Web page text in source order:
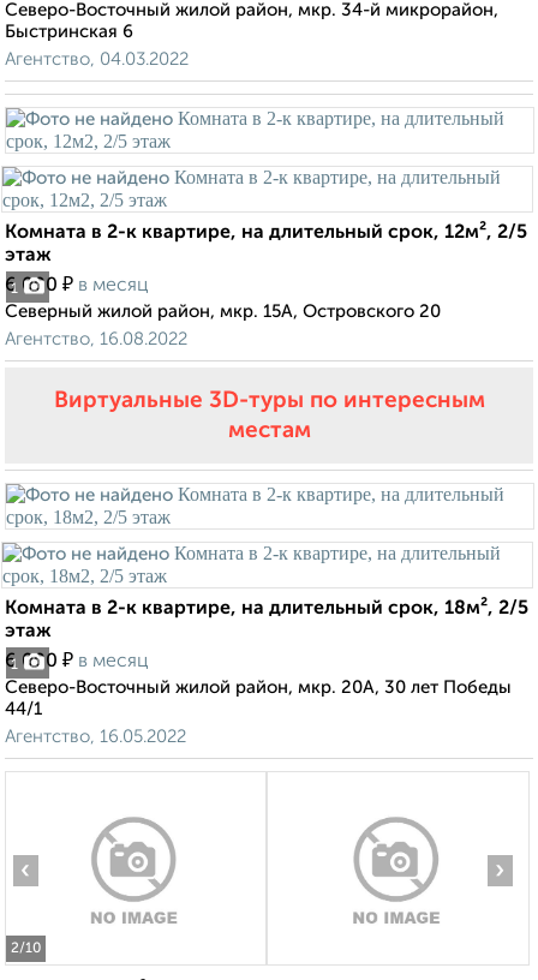
Северо-Восточный жилой район, мкр. 34-й микрорайон,
Быстринская 6
Агентство, 04.03.2022
1
Комната в 2-к квартире, на длительный срок, 12м², 2/5
этаж
6 000 ₽ в месяц
Северный жилой район, мкр. 15А, Островского 20
Агентство, 16.08.2022
Виртуальные 3D-туры по интересным
местам
1
Комната в 2-к квартире, на длительный срок, 18м², 2/5
этаж
6 000 ₽ в месяц
Северо-Восточный жилой район, мкр. 20А, 30 лет Победы
44/1
Агентство, 16.05.2022
2/10
‹ ›